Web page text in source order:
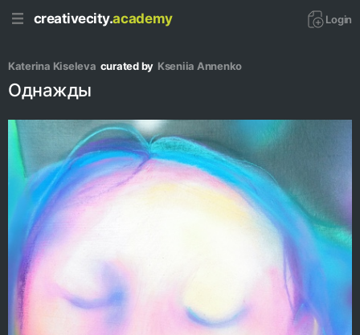
creativecity.academy Login
Katerina Kiseleva curated by Kseniia Аnnenko
Однажды